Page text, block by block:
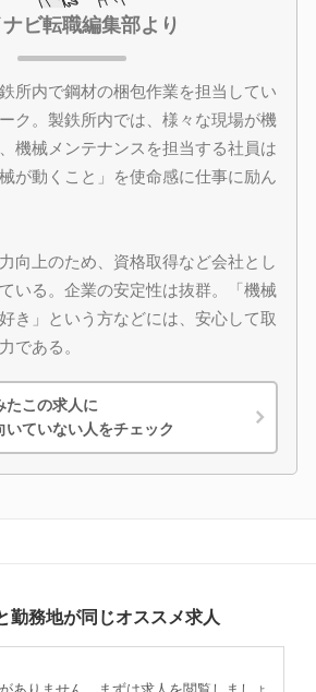
ビ転職編集部より
所内で鋼材の梱包作業を担当してい
ク。製鉄所内では、様々な現場が機
機械メンテナンスを担当する社員は
が動くこと」を使命感に仕事に励ん
向上のため、資格取得など会社とし
いる。企業の安定性は抜群。「機械
き」という方などには、安心して取
である。
たこの求人に
いていない人をチェック
勤務地が同じオススメ求人
ありません。まずは求人を閲覧しましょ